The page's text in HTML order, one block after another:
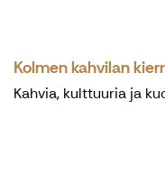
Kolmen kahvilan
Kahvia, kulttuuria ja